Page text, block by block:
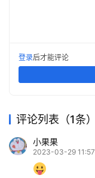
登录后才能评论
评论列表（1条）
小果果
2023-03-29 11:57